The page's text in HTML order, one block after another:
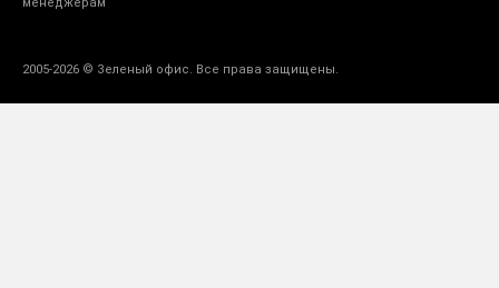
2005-2026 © Зеленый офис. Все права защищены.